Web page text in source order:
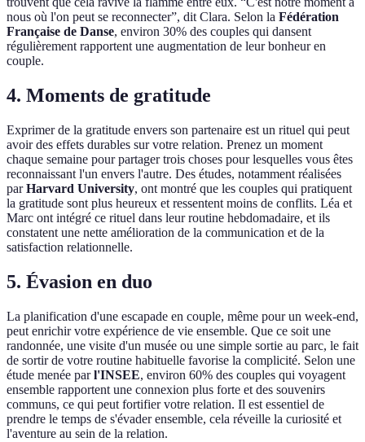
nous où l'on peut se reconnecter”, dit Clara. Selon la Fédération
Française de Danse, environ 30% des couples qui dansent
régulièrement rapportent une augmentation de leur bonheur en
couple.
4. Moments de gratitude
Exprimer de la gratitude envers son partenaire est un rituel qui peut
avoir des effets durables sur votre relation. Prenez un moment
chaque semaine pour partager trois choses pour lesquelles vous êtes
reconnaissant l'un envers l'autre. Des études, notamment réalisées
parHarvard University, ont montré que les couples qui pratiquent
la gratitude sont plus heureux et ressentent moins de conflits. Léa et
Marc ont intégré ce rituel dans leur routine hebdomadaire, et ils
constatent une nette amélioration de la communication et de la
satisfaction relationnelle.
5. Évasion en duo
La planification d'une escapade en couple, même pour un week-end,
peut enrichir votre expérience de vie ensemble. Que ce soit une
randonnée, une visite d'un musée ou une simple sortie au parc, le fait
de sortir de votre routine habituelle favorise la complicité. Selon une
étude menée parl'INSEE, environ 60% des couples qui voyagent
ensemble rapportent une connexion plus forte et des souvenirs
communs, ce qui peut fortifier votre relation. Il est essentiel de
prendre le temps de s'évader ensemble, cela réveille la curiosité et
l'aventure au sein de la relation.